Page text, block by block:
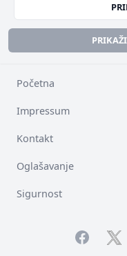
Početna
Impressum
Kontakt
Oglašavanje
Sigurnost
Facebook